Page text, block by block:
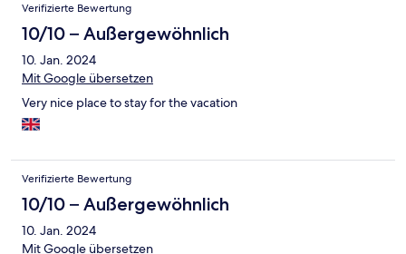
Verifizierte Bewertung
10/10 – Außergewöhnlich
10. Jan. 2024
Mit Google übersetzen
Very nice place to stay for the vacation
Verifizierte Bewertung
10/10 – Außergewöhnlich
10. Jan. 2024
Mit Google übersetzen